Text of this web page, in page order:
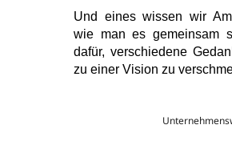
Und eines wissen wir
wie man es gemeinsam
dafür, verschiedene
zu einer Vision zu